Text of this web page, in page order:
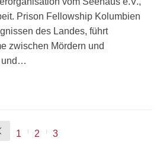
Prison Fellowship Kolumbien
des Landes, führt
zwischen Mördern und
und…
1 2 3